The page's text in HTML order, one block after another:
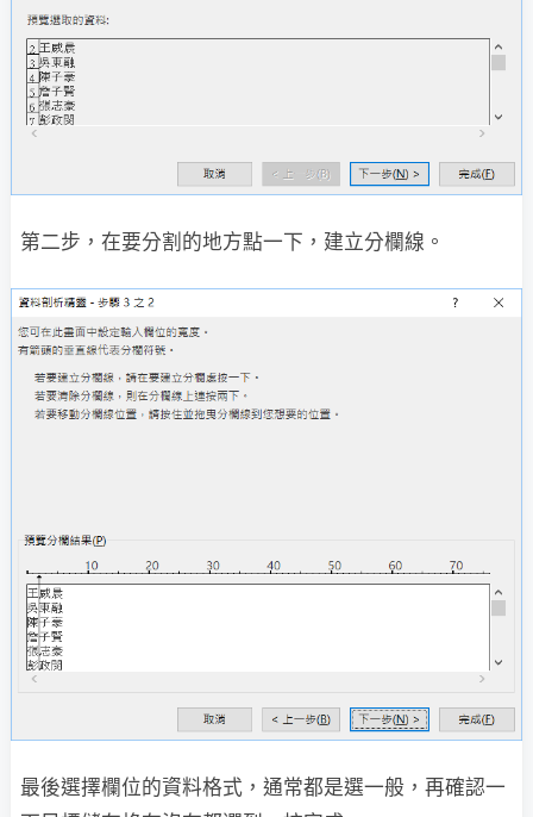
第二步，在要分割的地方點一下，建立分欄線。
最後選擇欄位的資料格式，通常都是選一般，再確認一